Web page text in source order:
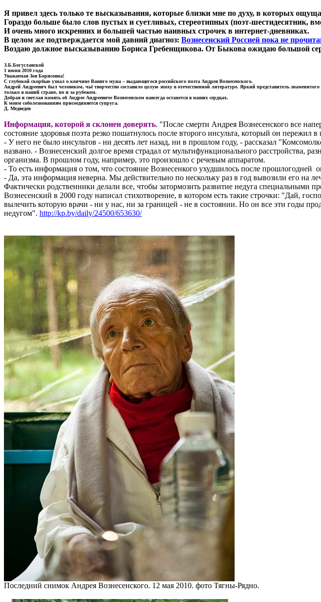
Я привел здесь только те высказывания, которые близки мне по духу, в которых
Гораздо больше было слов пустых и суетливых, стереотипных (поэт-шестидесятник,
И очень много искренних и большей частью наивных строчек в интернет-дневниках.
В целом же подтверждается мой давний диагноз: Вознесенский Россией пока не
Воздаю должное высказыванию Бориса Гребенщикова. От Быкова ожидаю большой
З.Б.Богуславской
1 июня 2010 года
Уважаемая Зоя Борисовна!
С глубокой скорбью узнал о кончине Вашего мужа – выдающегося российского поэта Андрея Вознесенского.
Андрей Андреевич был человеком, чьё творчество составило целую эпоху в отечественной литературе. Яркий представитель
только в нашей стране, но и за рубежом.
Добрая и светлая память об Андрее Андреевиче Вознесенском навсегда останется в наших сердцах.
К моим соболезнованиям присоединяется супруга.
Д. Медведев
Информация, которой я склонен доверять. "После смерти Андрея Вознесенского все
состояние здоровья поэта резко пошатнулось после второго инсульта, который он
- У него не было инсультов - ни десять лет назад, ни в прошлом году, - рассказал
названо. - Вознесенский долгое время страдал от мультифункционального расстройства,
организма. В прошлом году, например, это произошло с речевым аппаратом.
- То есть информация о том, что состояние Вознесенкого ухудшилось после прошлогодней
- Да, эта информация неверна. Мы действительно по нескольку раз в год вывозили его
Фактически родственники делали все, чтобы затормозить развитие недуга специальными
Вознесенский в 2000 году написал стихотворение, в котором есть такие строчки: "Дай,
вылечить которую врачи - ни у нас, ни за границей - не в состоянии. Но он все эти годы
недугом". http://kp.by/daily/24500/653630/
Последний снимок Андрея Вознесенского. 12 мая 2010. фото Тягны-Рядно.